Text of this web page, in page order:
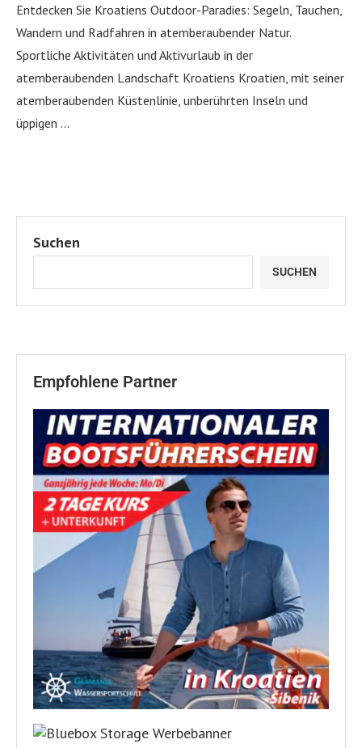
Entdecken Sie Kroatiens Outdoor-Paradies: Segeln, Tauchen,
Wandern und Radfahren in atemberaubender Natur.
Sportliche Aktivitäten und Aktivurlaub in der
atemberaubenden Landschaft Kroatiens Kroatien, mit seiner
atemberaubenden Küstenlinie, unberührten Inseln und
üppigen …
Suchen
SUCHEN
Empfohlene Partner